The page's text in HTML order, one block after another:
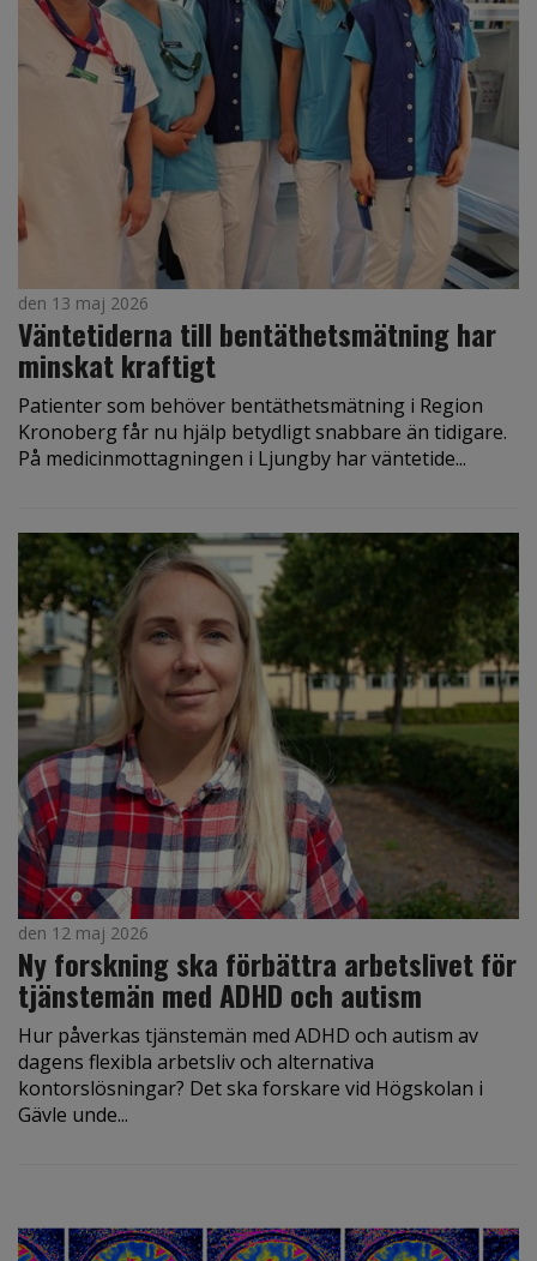
den 13 maj 2026
Väntetiderna till bentäthetsmätning har
minskat kraftigt
Patienter som behöver bentäthetsmätning i Region
Kronoberg får nu hjälp betydligt snabbare än tidigare.
På medicinmottagningen i Ljungby har väntetide...
den 12 maj 2026
Ny forskning ska förbättra arbetslivet för
tjänstemän med ADHD och autism
Hur påverkas tjänstemän med ADHD och autism av
dagens flexibla arbetsliv och alternativa
kontorslösningar? Det ska forskare vid Högskolan i
Gävle unde...